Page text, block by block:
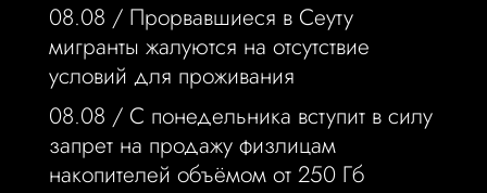
08.08 / Прорвавшиеся в Сеуту
мигранты жалуются на отсутствие
условий для проживания
08.08 / С понедельника вступит в силу
запрет на продажу физлицам
накопителей объёмом от 250 Гб